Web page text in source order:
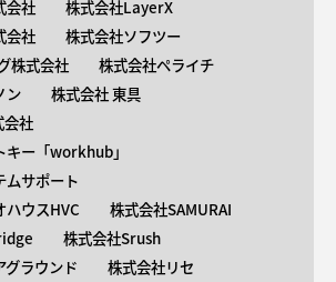
会社
株式会社LayerX
会社
株式会社ソフツー
株式会社
株式会社ペライチ
ン
株式会社 東具
会社
キー「workhub」
ムサポート
ハウスHVC
株式会社SAMURAI
株式会社Srush
グラウンド
株式会社リセ